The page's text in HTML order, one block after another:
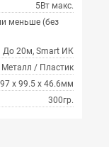
5Вт макс.
меньше (без
До 20м, Smart ИК
Металл / Пластик
97 х 99.5 х 46.6мм
300гр.